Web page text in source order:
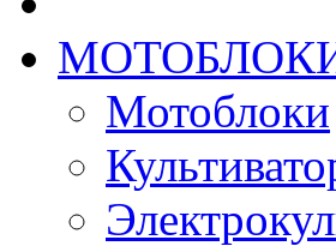
Мотоблоки